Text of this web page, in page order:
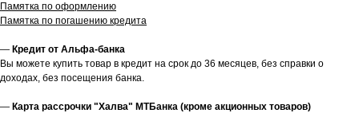
Памятка по оформлению
Памятка по погашению кредита
— Кредит от Альфа-банка
Вы можете купить товар в кредит на срок до 36 месяцев, без справки о
доходах, без посещения банка.
— Карта рассрочки "Халва" МТБанка (кроме акционных товаров)